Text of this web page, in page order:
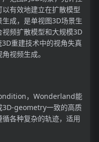
有效地建立在扩散模型
成，是单视图3D场景生
频扩散模型和大规模3D
重建技术中的视角失真
视频生成。
，Wonderland能
3D-geometry一致的高质
各种复杂的轨迹，适用